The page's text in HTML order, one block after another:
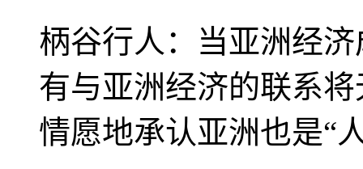
柄谷行人：当亚洲经
有与亚洲经济的联系
情愿地承认亚洲也是“